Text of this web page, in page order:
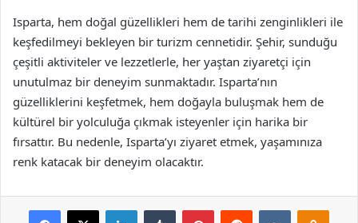
Isparta, hem doğal güzellikleri hem de tarihi zenginlikleri ile
keşfedilmeyi bekleyen bir turizm cennetidir. Şehir, sunduğu
çeşitli aktiviteler ve lezzetlerle, her yaştan ziyaretçi için
unutulmaz bir deneyim sunmaktadır. Isparta’nın
güzelliklerini keşfetmek, hem doğayla buluşmak hem de
kültürel bir yolculuğa çıkmak isteyenler için harika bir
fırsattır. Bu nedenle, Isparta’yı ziyaret etmek, yaşamınıza
renk katacak bir deneyim olacaktır.
Facebook
X LinkedInTumblr PinterestReddit VKontakte